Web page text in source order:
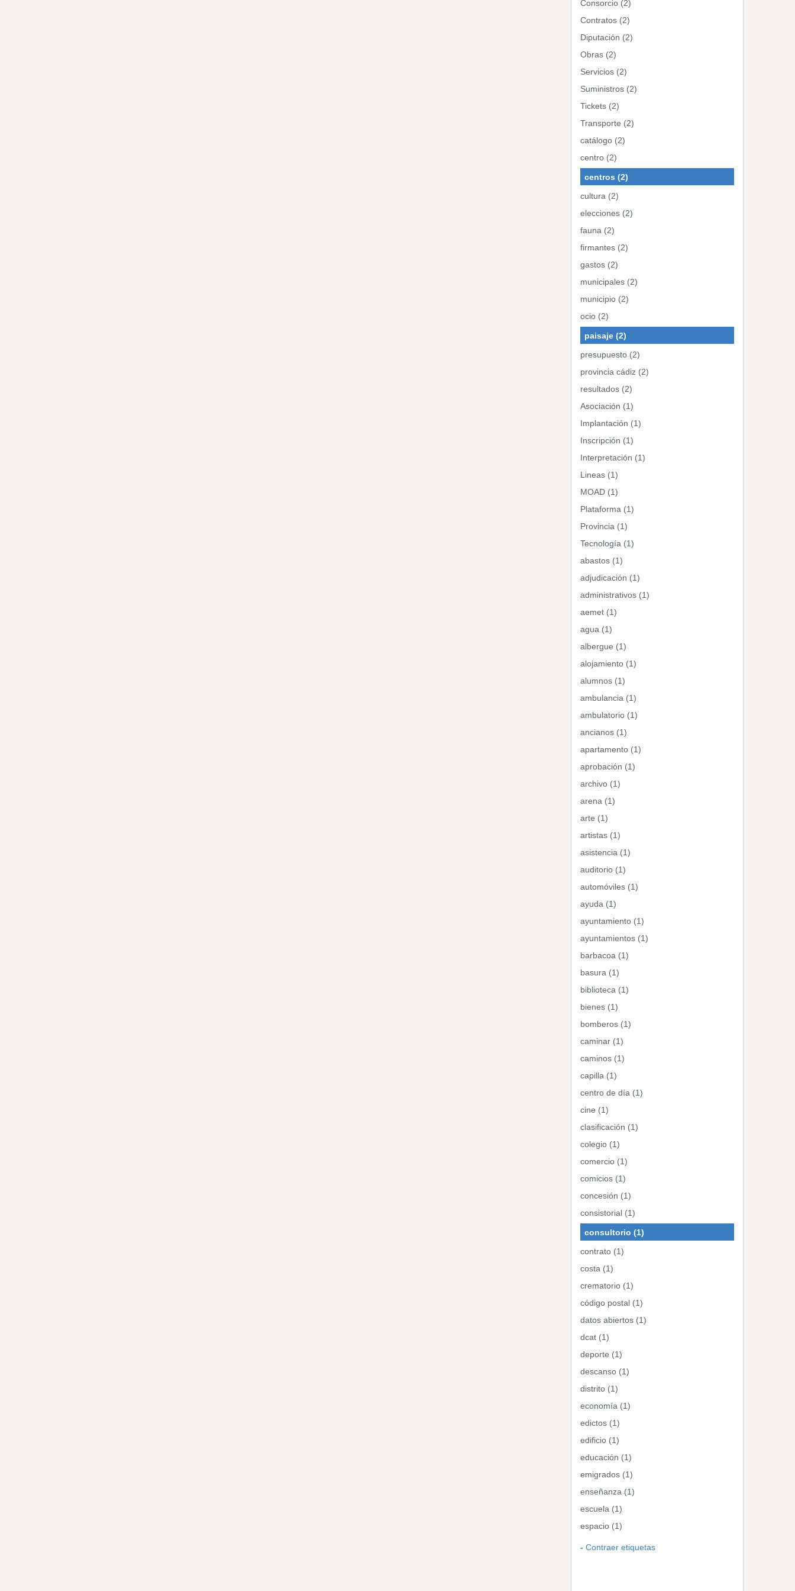
Consorcio (2)
Contratos (2)
Diputación (2)
Obras (2)
Servicios (2)
Suministros (2)
Tickets (2)
Transporte (2)
catálogo (2)
centro (2)
centros (2)
cultura (2)
elecciones (2)
fauna (2)
firmantes (2)
gastos (2)
municipales (2)
municipio (2)
ocio (2)
paisaje (2)
presupuesto (2)
provincia cádiz (2)
resultados (2)
Asociación (1)
Implantación (1)
Inscripción (1)
Interpretación (1)
Lineas (1)
MOAD (1)
Plataforma (1)
Provincia (1)
Tecnología (1)
abastos (1)
adjudicación (1)
administrativos (1)
aemet (1)
agua (1)
albergue (1)
alojamiento (1)
alumnos (1)
ambulancia (1)
ambulatorio (1)
ancianos (1)
apartamento (1)
aprobación (1)
archivo (1)
arena (1)
arte (1)
artistas (1)
asistencia (1)
auditorio (1)
automóviles (1)
ayuda (1)
ayuntamiento (1)
ayuntamientos (1)
barbacoa (1)
basura (1)
biblioteca (1)
bienes (1)
bomberos (1)
caminar (1)
caminos (1)
capilla (1)
centro de día (1)
cine (1)
clasificación (1)
colegio (1)
comercio (1)
comicios (1)
concesión (1)
consistorial (1)
consultorio (1)
contrato (1)
costa (1)
crematorio (1)
código postal (1)
datos abiertos (1)
dcat (1)
deporte (1)
descanso (1)
distrito (1)
economía (1)
edictos (1)
edificio (1)
educación (1)
emigrados (1)
enseñanza (1)
escuela (1)
espacio (1)
Contraer etiquetas